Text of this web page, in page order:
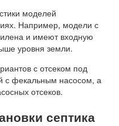
моделей
Например, модели с
и имеют входную
уровня земли.
с отсеком под
с фекальным насосом, а
отсеков.
септика